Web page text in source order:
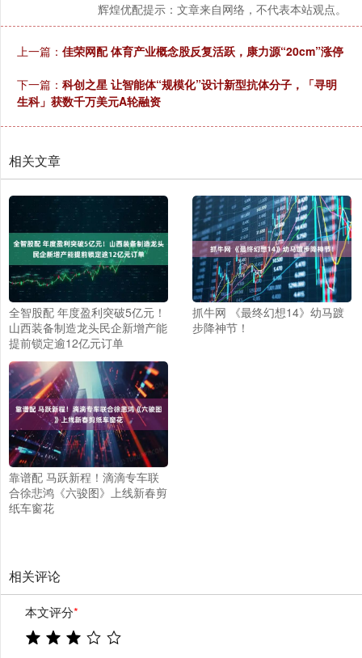
辉煌优配提示：文章来自网络，不代表本站观点。
上一篇： 佳荣网配 体育产业概念股反复活跃，康力源“20cm”涨停
下一篇： 科创之星 让智能体“规模化”设计新型抗体分子，「寻明
生科」获数千万美元A轮融资
相关文章
全智股配 年度盈利突破5亿元！
山西装备制造龙头民企新增产能
提前锁定逾12亿元订单
抓牛网 《最终幻想14》幼马踱
步降神节！
靠谱配 马跃新程！滴滴专车联
合徐悲鸿《六骏图》上线新春剪
纸车窗花
相关评论
本文评分*